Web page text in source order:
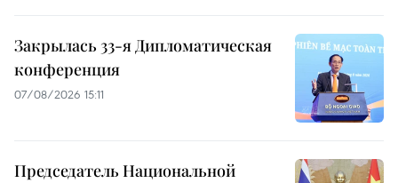
Закрылась 33-я Дипломатическая
конференция
07/08/2026 15:11
Председатель Национальной